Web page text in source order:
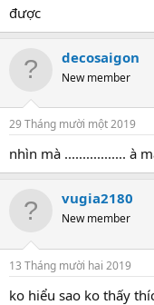
được
decosaigon
New member
29 Tháng mười một 2019
nhìn mà ................. à
vugia2180
New member
13 Tháng mười hai 2019
ko hiểu sao ko thấy